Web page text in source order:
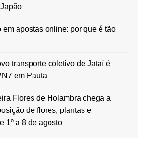
em apostas online: por que é tão
transporte coletivo de Jataí é
em Pauta
Flores de Holambra chega a
de flores, plantas e
1º a 8 de agosto